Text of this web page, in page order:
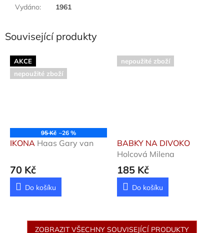
Vydáno: 1961
Související produkty
AKCE
nepoužité zboží
95 Kč –26 %
IKONA Haas Gary van
70 Kč
Do košíku
nepoužité zboží
BABKY NA DIVOKO
Holcová Milena
185 Kč
Do košíku
ZOBRAZIT VŠECHNY SOUVISEJÍCÍ PRODUKTY